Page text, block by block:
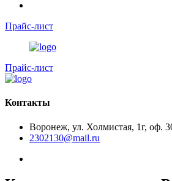
Прайс-лист
Прайс-лист
Контакты
Воронеж, ул. Холмистая, 1г, оф.
2302130@mail.ru